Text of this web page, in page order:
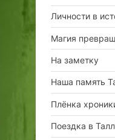
Личности в
Магия
На заметку
Наша память
Плёнка
Поездка в